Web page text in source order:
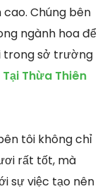
Chúng bên
ngành hoa để
trong sở trường
Thừa Thiên
tôi không chỉ
rất tốt, mà
sự việc tạo nên